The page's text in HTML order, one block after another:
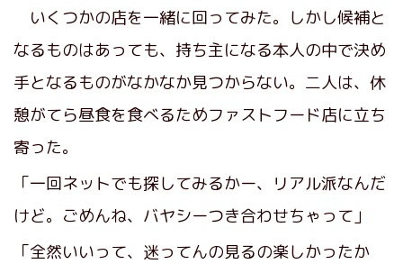
いくつかの店を一緒に回ってみた。しかし候補と
なるものはあっても、持ち主になる本人の中で決め
手となるものがなかなか見つからない。二人は、休
憩がてら昼食を食べるためファストフード店に立ち
寄った。
「一回ネットでも探してみるかー、リアル派なんだ
けど。ごめんね、バヤシーつき合わせちゃって」
「全然いいって、迷ってんの見るの楽しかったか